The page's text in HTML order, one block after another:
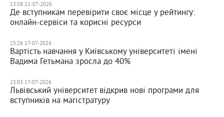
13:58 21-07-2026
Де вступникам перевірити своє місце у рейтингу:
онлайн-сервіси та корисні ресурси
15:26 17-07-2026
Вартість навчання у Київському університеті імені
Вадима Гетьмана зросла до 40%
15:03 17-07-2026
Львівський університет відкрив нові програми для
вступників на магістратуру